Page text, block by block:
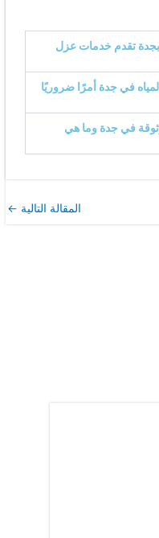
تقدم خدمات عزل
في جدة أمرًا ضروريًا
في جدة وما هي
المقالة التالية ←